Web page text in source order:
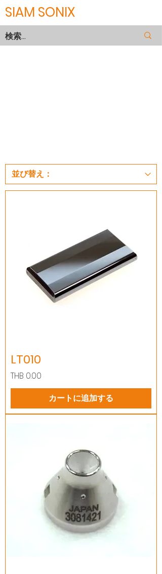
SIAM SONIX
LT010
価格
THB 0.00
カートに追加する